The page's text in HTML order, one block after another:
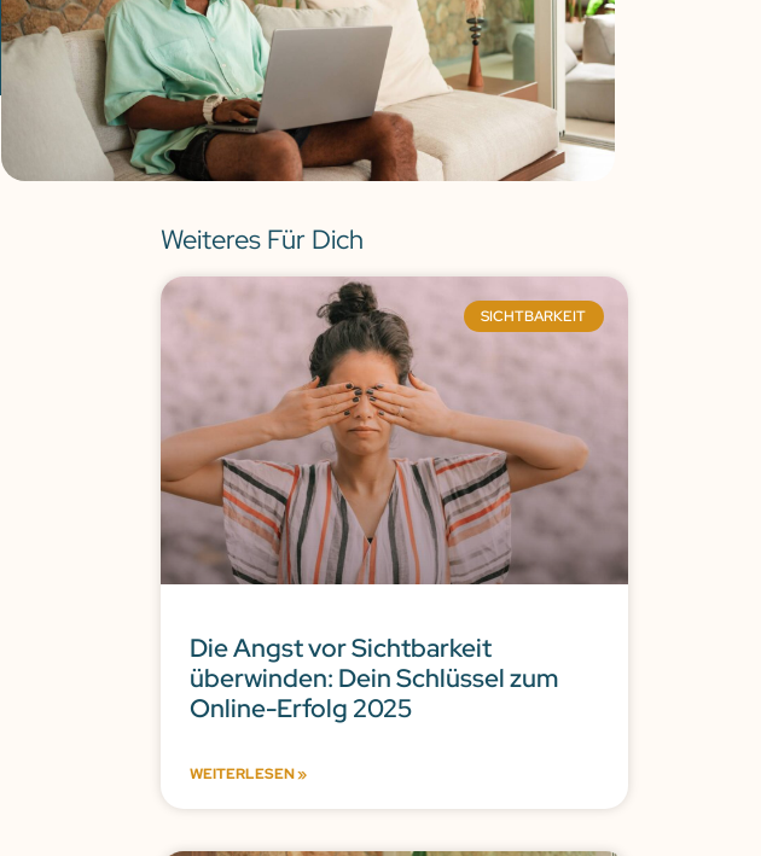
Weiteres Für Dich
SICHTBARKEIT
Die Angst vor Sichtbarkeit
überwinden: Dein Schlüssel zum
Online-Erfolg 2025
WEITERLESEN »